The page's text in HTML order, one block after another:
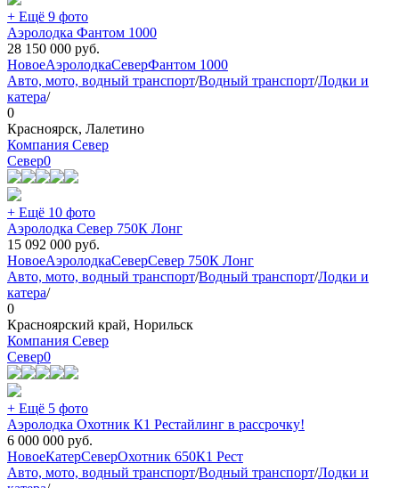
+ Ещё 9 фото
Аэролодка Фантом 1000
28 150 000 руб.
НовоеАэролодкаСеверФантом 1000
Авто, мото, водный транспорт/Водный транспорт/Лодки и
катера/
0
Красноярск, Лалетино
Компания Север
Север0
+ Ещё 10 фото
Аэролодка Север 750К Лонг
15 092 000 руб.
НовоеАэролодкаСеверСевер 750К Лонг
Авто, мото, водный транспорт/Водный транспорт/Лодки и
катера/
0
Красноярский край, Норильск
Компания Север
Север0
+ Ещё 5 фото
Аэролодка Охотник К1 Рестайлинг в рассрочку!
6 000 000 руб.
НовоеКатерСеверОхотник 650К1 Рест
Авто, мото, водный транспорт/Водный транспорт/Лодки и